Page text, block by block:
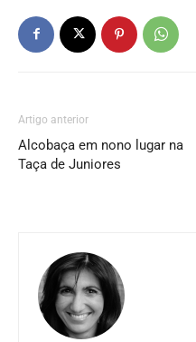
Artigo anterior
Alcobaça em nono lugar na
Taça de Juniores